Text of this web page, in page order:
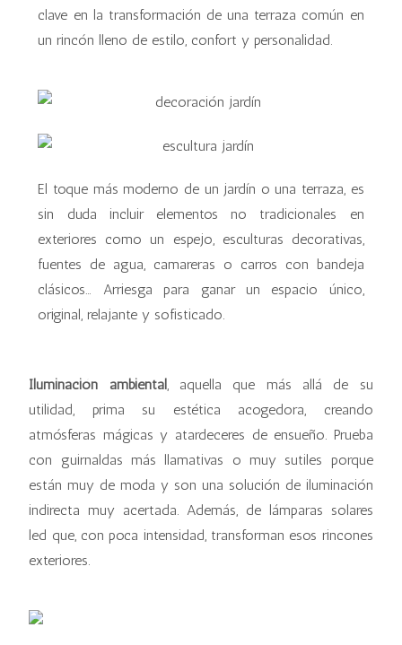
clave en la transformación de una terraza común en
un rincón lleno de estilo, confort y personalidad.
El toque más moderno de un jardín o una terraza, es
sin duda incluir elementos no tradicionales en
exteriores como un espejo, esculturas decorativas,
fuentes de agua, camareras o carros con bandeja
clásicos… Arriesga para ganar un espacio único,
original, relajante y sofisticado.
Iluminación ambiental, aquella que más allá de su
utilidad, prima su estética acogedora, creando
atmósferas mágicas y atardeceres de ensueño. Prueba
con guirnaldas más llamativas o muy sutiles porque
están muy de moda y son una solución de iluminación
indirecta muy acertada. Además, de lámparas solares
led que, con poca intensidad, transforman esos rincones
exteriores.